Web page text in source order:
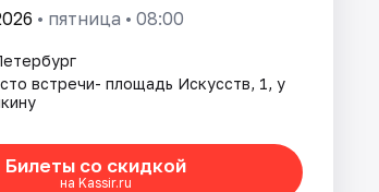
• пятница • 08:00
встречи- площадь Искусств, 1, у
Билеты со скидкой
на Kassir.ru